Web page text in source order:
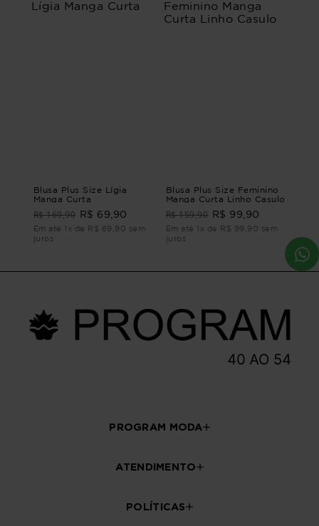
Blusa Plus Size Lígia
Manga Curta
R$ 169,90 R$ 69,90
Em até 1x de R$ 69,90 sem
juros
Blusa Plus Size Feminino
Manga Curta Linho Casulo
R$ 159,90 R$ 99,90
Em até 1x de R$ 99,90 sem
juros
PROGRAM MODA
ATENDIMENTO
POLÍTICAS